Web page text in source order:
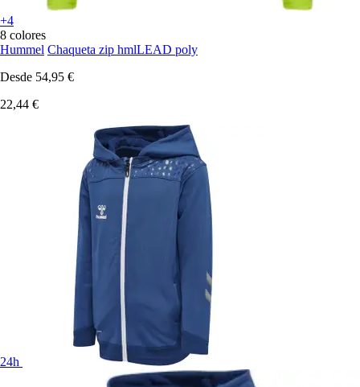
+4
8 colores
Hummel Chaqueta zip hmlLEAD poly
Desde 54,95 €
22,44 €
24h